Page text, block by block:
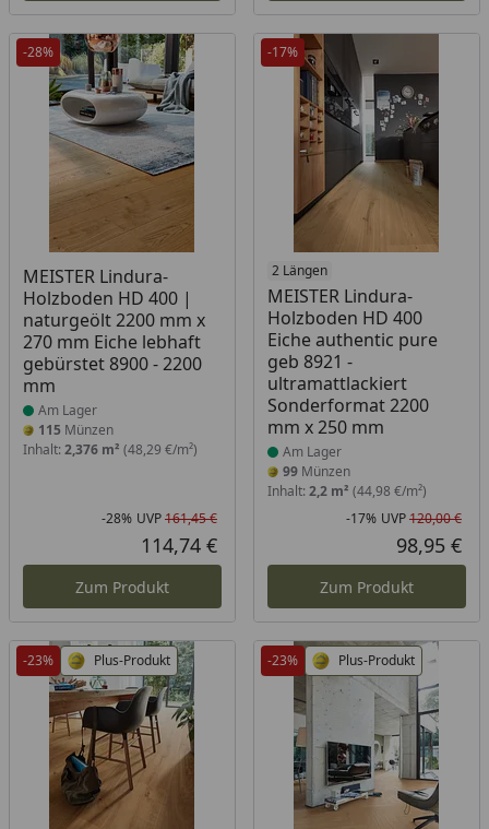
-28%
MEISTER Lindura-
Holzboden HD 400 |
naturgeölt 2200 mm x
270 mm Eiche lebhaft
gebürstet 8900 - 2200
mm
Produkt am Lager
Am Lager
115 Münzen
Inhalt: 2,376 m² (48,29 €/m²)
Rabatt in Prozent
-28%
Ursprünglicher Preis
UVP161,45 €
Aktueller Preis
114,74 €
Zum Produkt
-17%
2 Längen
MEISTER Lindura-
Holzboden HD 400
Eiche authentic pure
geb 8921 -
ultramattlackiert
Sonderformat 2200
mm x 250 mm
Produkt am Lager
Am Lager
99Münzen
Inhalt: 2,2 m² (44,98 €/m²)
-17% UVP120,00 €
98,95 €
Zum Produkt
-23% Plus-Produkt -23% Plus-Produkt